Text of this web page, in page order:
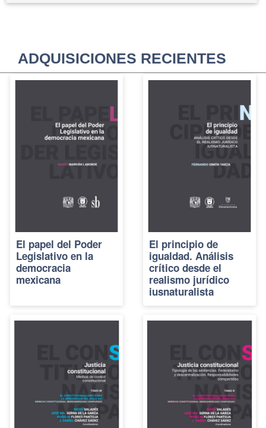
ADQUISICIONES RECIENTES
El papel del Poder
Legislativo en la
democracia
mexicana
El principio de
igualdad. Análisis
crítico desde el
realismo jurídico
iusnaturalista